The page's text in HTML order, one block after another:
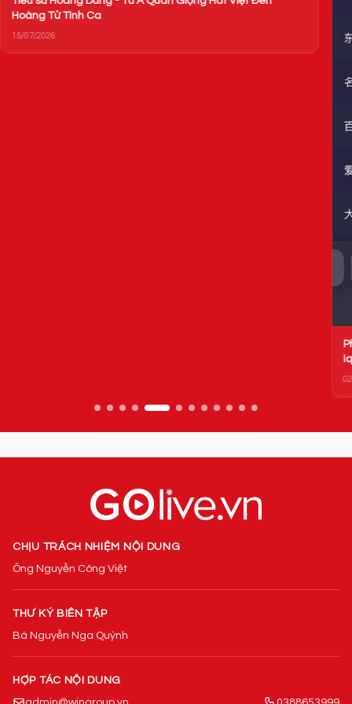
CHỊU TRÁCH NHIỆM NỘI DUNG
Ông Nguyễn Công Việt
THƯ KÝ BIÊN TẬP
Bà Nguyễn Nga Quỳnh
HỢP TÁC NỘI DUNG